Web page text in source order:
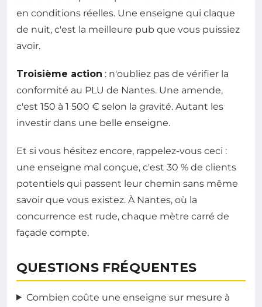
en conditions réelles. Une enseigne qui claque
de nuit, c'est la meilleure pub que vous puissiez
avoir.
Troisième action : n'oubliez pas de vérifier la
conformité au PLU de Nantes. Une amende,
c'est 150 à 1 500 € selon la gravité. Autant les
investir dans une belle enseigne.
Et si vous hésitez encore, rappelez-vous ceci :
une enseigne mal conçue, c'est 30 % de clients
potentiels qui passent leur chemin sans même
savoir que vous existez. À Nantes, où la
concurrence est rude, chaque mètre carré de
façade compte.
QUESTIONS FRÉQUENTES
Combien coûte une enseigne sur mesure à